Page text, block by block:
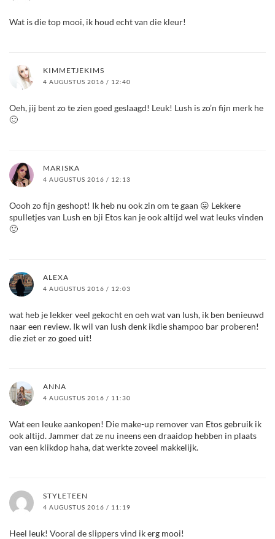
Wat is die top mooi, ik houd echt van die kleur!
KIMMETJEKIMS
4 AUGUSTUS 2016 / 12:40
Oeh, jij bent zo te zien goed geslaagd! Leuk! Lush is zo’n fijn merk he
🙂
MARISKA
4 AUGUSTUS 2016 / 12:13
Oooh zo fijn geshopt! Ik heb nu ook zin om te gaan 😛 Lekkere
spulletjes van Lush en bji Etos kan je ook altijd wel wat leuks vinden
🙂
ALEXA
4 AUGUSTUS 2016 / 12:03
wat heb je lekker veel gekocht en oeh wat van lush, ik ben benieuwd
naar een review. Ik wil van lush denk ikdie shampoo bar proberen!
die ziet er zo goed uit!
ANNA
4 AUGUSTUS 2016 / 11:30
Wat een leuke aankopen! Die make-up remover van Etos gebruik ik
ook altijd. Jammer dat ze nu ineens een draaidop hebben in plaats
van een klikdop haha, dat werkte zoveel makkelijk.
STYLETEEN
4 AUGUSTUS 2016 / 11:19
Heel leuk! Vooral de slippers vind ik erg mooi!